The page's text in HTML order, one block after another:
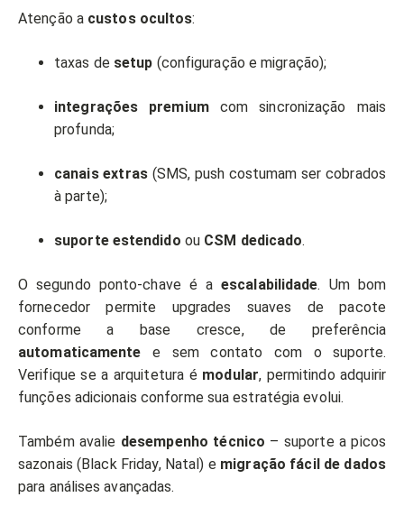
Atenção a custos ocultos:
taxas de setup (configuração e migração);
integrações premiumcom sincronização mais
profunda;
canais extras(SMS, push costumam ser cobrados
à parte);
suporte estendido ou CSM dedicado.
O segundo ponto-chave é aescalabilidade. Um bom
fornecedor permite upgrades suaves de pacote
conforme a base cresce, de preferência
automaticamente e sem contato com o suporte.
Verifique se a arquitetura é modular, permitindo adquirir
funções adicionais conforme sua estratégia evolui.
Também avalie desempenho técnico – suporte a picos
sazonais (Black Friday, Natal) e migração fácil de dados
para análises avançadas.